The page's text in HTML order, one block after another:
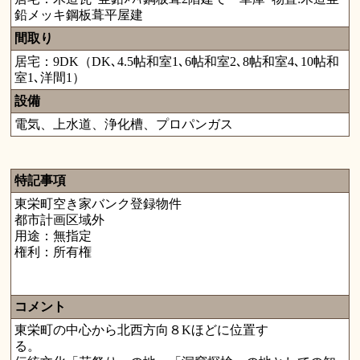
鉛メッキ鋼板葺平屋建
間取り
居宅：9DK（DK､4.5帖和室1､6帖和室2､8帖和室4､10帖和
室1､洋間1）
設備
電気、上水道、浄化槽、プロパンガス
特記事項
東栄町空き家バンク登録物件
都市計画区域外
用途：無指定
権利：所有権
コメント
東栄町の中心から北西方向８Kほどに位置す